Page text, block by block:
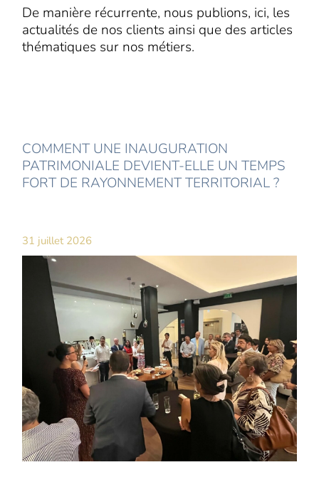
De manière récurrente, nous publions, ici, les
actualités de nos clients ainsi que des articles
thématiques sur nos métiers.
COMMENT UNE INAUGURATION
PATRIMONIALE DEVIENT-ELLE UN TEMPS
FORT DE RAYONNEMENT TERRITORIAL ?
31 juillet 2026